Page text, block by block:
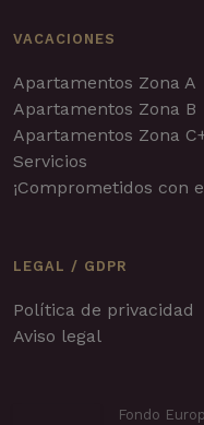
VACACIONES
Apartamentos Zona A
Apartamentos Zona B
Apartamentos Zona
Servicios
¡Comprometidos con
LEGAL / GDPR
Política de privacidad
Aviso legal
Fondo